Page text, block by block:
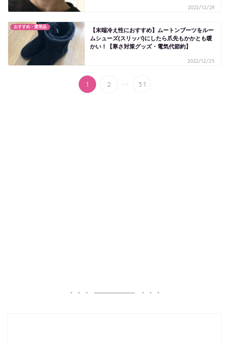
2022/12/29
おすすめ・愛用品
【末端冷え性におすすめ】ムートンブーツをルー
ムシューズ(スリッパ)にしたら爪先もかかとも暖
かい！【寒さ対策グッズ・電気代節約】
2022/12/25
1 2 ... 31